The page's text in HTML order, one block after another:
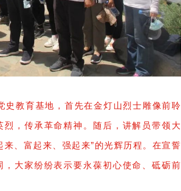
史教育基地，首先在金灯山烈士雕像前聆
，传承革命精神。随后，讲解员带领大
、富起来、强起来”的光辉历程。在宣誓
大家纷纷表示要永葆初心使命、砥砺前